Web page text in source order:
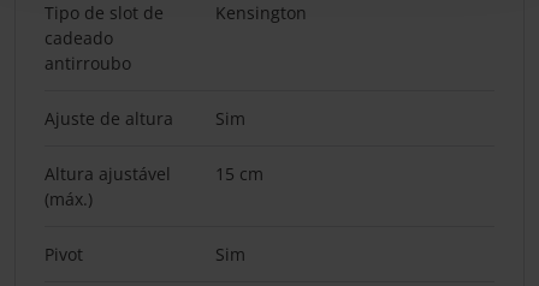
Tipo de slot de
cadeado
antirroubo
Kensington
Ajuste de altura Sim
Altura ajustável
(máx.)
15 cm
Pivot Sim